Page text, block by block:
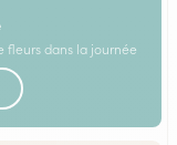
fleurs dans la journée